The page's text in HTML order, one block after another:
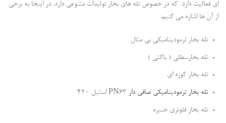
ای فعالیت دارد که در خصوص تله های بخار تولیدات متنوعی دارد. در اینجا به برخی
از آن ها اشاره می کنیم:
تله بخار ترمودینامیکی بی متال
تله بخارسطلی ( باکتی )
تله بخار کوزه ای
تله بخار ترمودینامیکی صافی دار PN63 استیل 420
تله بخار فلوتری خنبره